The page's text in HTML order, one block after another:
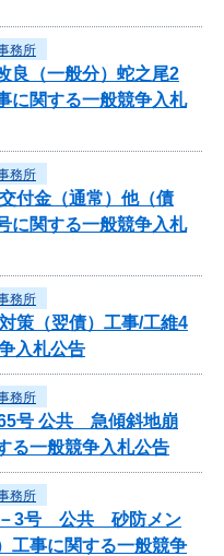
務所
良（一般分）蛇之尾2
関する一般競争入札
務所
付金（通常）他（債
に関する一般競争入札
務所
策（翌債）工事/工維4
入札公告
務所
号 公共 急傾斜地崩
る一般競争入札公告
務所
－3号 公共 砂防メン
工事に関する一般競争